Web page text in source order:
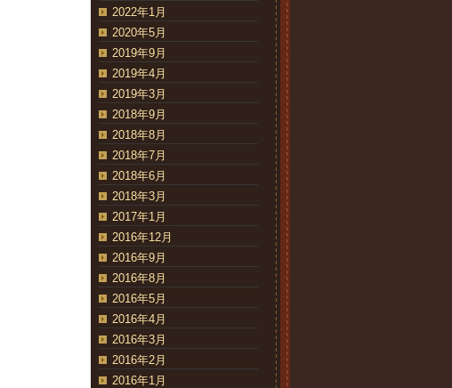
2022年1月
2020年5月
2019年9月
2019年4月
2019年3月
2018年9月
2018年8月
2018年7月
2018年6月
2018年3月
2017年1月
2016年12月
2016年9月
2016年8月
2016年5月
2016年4月
2016年3月
2016年2月
2016年1月